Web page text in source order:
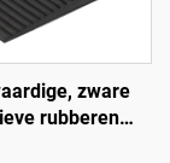
zware
rubberen